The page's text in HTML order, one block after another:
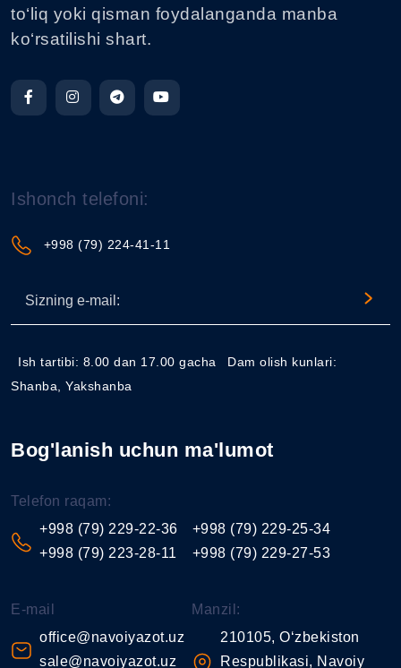
to‘liq yoki qisman foydalanganda manba
ko‘rsatilishi shart.
Ishonch telefoni:
+998 (79) 224-41-11
Ish tartibi: 8.00 dan 17.00 gacha
Dam olish kunlari:
Shanba, Yakshanba
Bog'lanish uchun ma'lumot
Telefon raqam:
+998 (79) 229-22-36
+998 (79) 223-28-11
+998 (79) 229-25-34
+998 (79) 229-27-53
E-mail
office@navoiyazot.uz
sale@navoiyazot.uz
Manzil:
210105, O‘zbekiston
Respublikasi, Navoiy